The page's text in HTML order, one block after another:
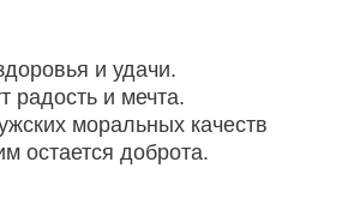
и удачи.
радость и мечта.
моральных качеств
остается доброта.